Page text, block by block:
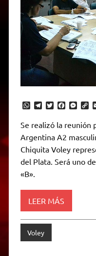
W
t
s
A
p
p
T
l
e
g
r
a
m
T
i
t
t
e
r
F
e
b
o
k
M
s
e
g
e
C
y
L
n
k
Se realizó la reunión
Argentina A2
Chiquita Voley
del Plata. Será uno
«B».
LEER MÁS
Voley